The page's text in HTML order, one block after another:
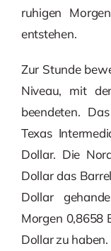
ruhigen
entstehen.
Zur Stunde
Niveau, mit
beendeten.
Texas
Dollar. Die
Dollar das
Dollar
Morgen 0,8658
Dollar zu haben.